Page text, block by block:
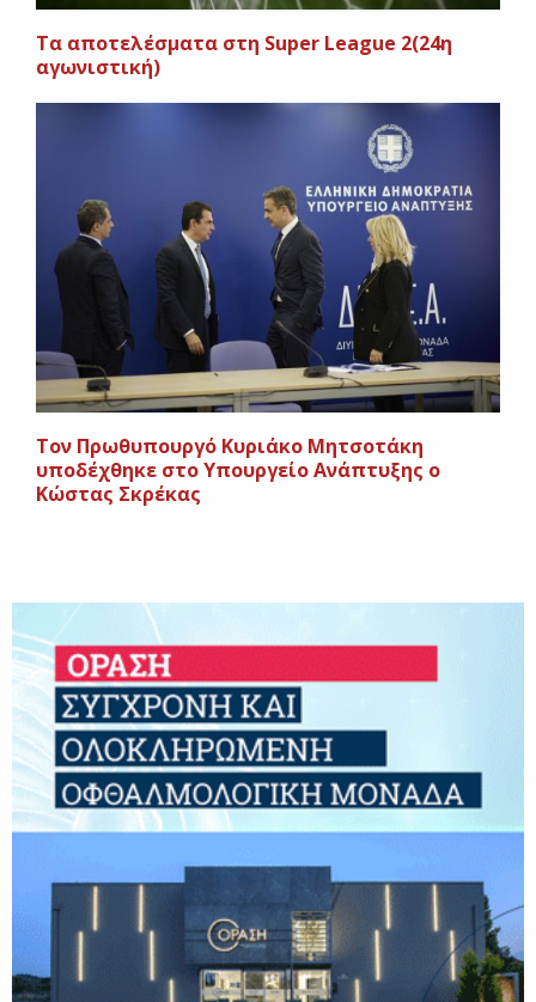
Tα αποτελέσματα στη Super League 2(24η
αγωνιστική)
Τον Πρωθυπουργό Κυριάκο Μητσοτάκη
υποδέχθηκε στο Υπουργείο Ανάπτυξης ο
Κώστας Σκρέκας